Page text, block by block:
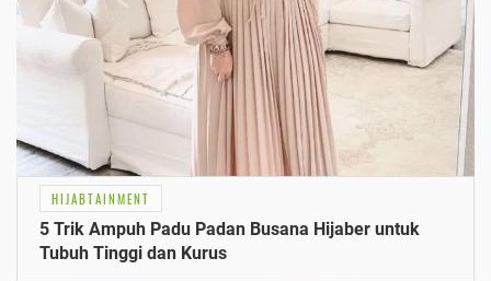
HIJABTAINMENT
5 Trik Ampuh Padu Padan Busana Hijaber untuk
Tubuh Tinggi dan Kurus